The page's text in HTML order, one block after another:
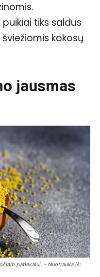
tiks saldus
kokosų
jausmas
patiekalui. – Nuotrauka iš: